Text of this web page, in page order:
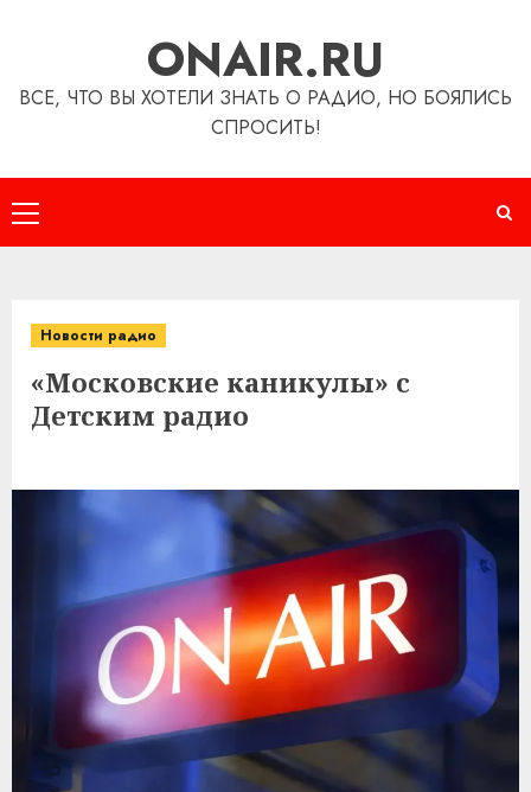
ONAIR.RU
ВСЕ, ЧТО ВЫ ХОТЕЛИ ЗНАТЬ О РАДИО, НО БОЯЛИСЬ
СПРОСИТЬ!
Основное
меню
Новости радио
«Московские каникулы» с
Детским радио